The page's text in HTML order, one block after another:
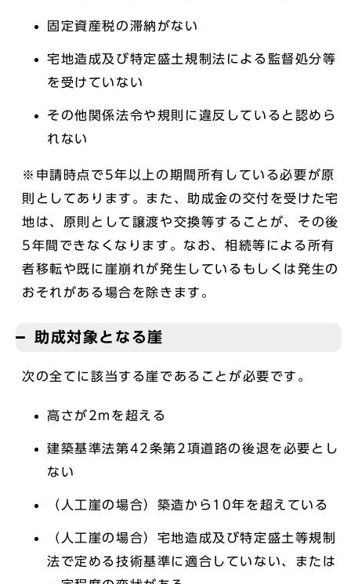
固定資産税の滞納がない
宅地造成及び特定盛土規制法による監督処分等
を受けていない
その他関係法令や規則に違反していると認めら
れない
※申請時点で5年以上の期間所有している必要が原
則としてあります。また、助成金の交付を受けた宅
地は、原則として譲渡や交換等することが、その後
5年間できなくなります。なお、相続等による所有
者移転や既に崖崩れが発生しているもしくは発生の
おそれがある場合を除きます。
助成対象となる崖
次の全てに該当する崖であることが必要です。
高さが2mを超える
建築基準法第42条第2項道路の後退を必要とし
ない
（人工崖の場合）築造から10年を超えている
（人工崖の場合）宅地造成及び特定盛土等規制
法で定める技術基準に適合していない、または